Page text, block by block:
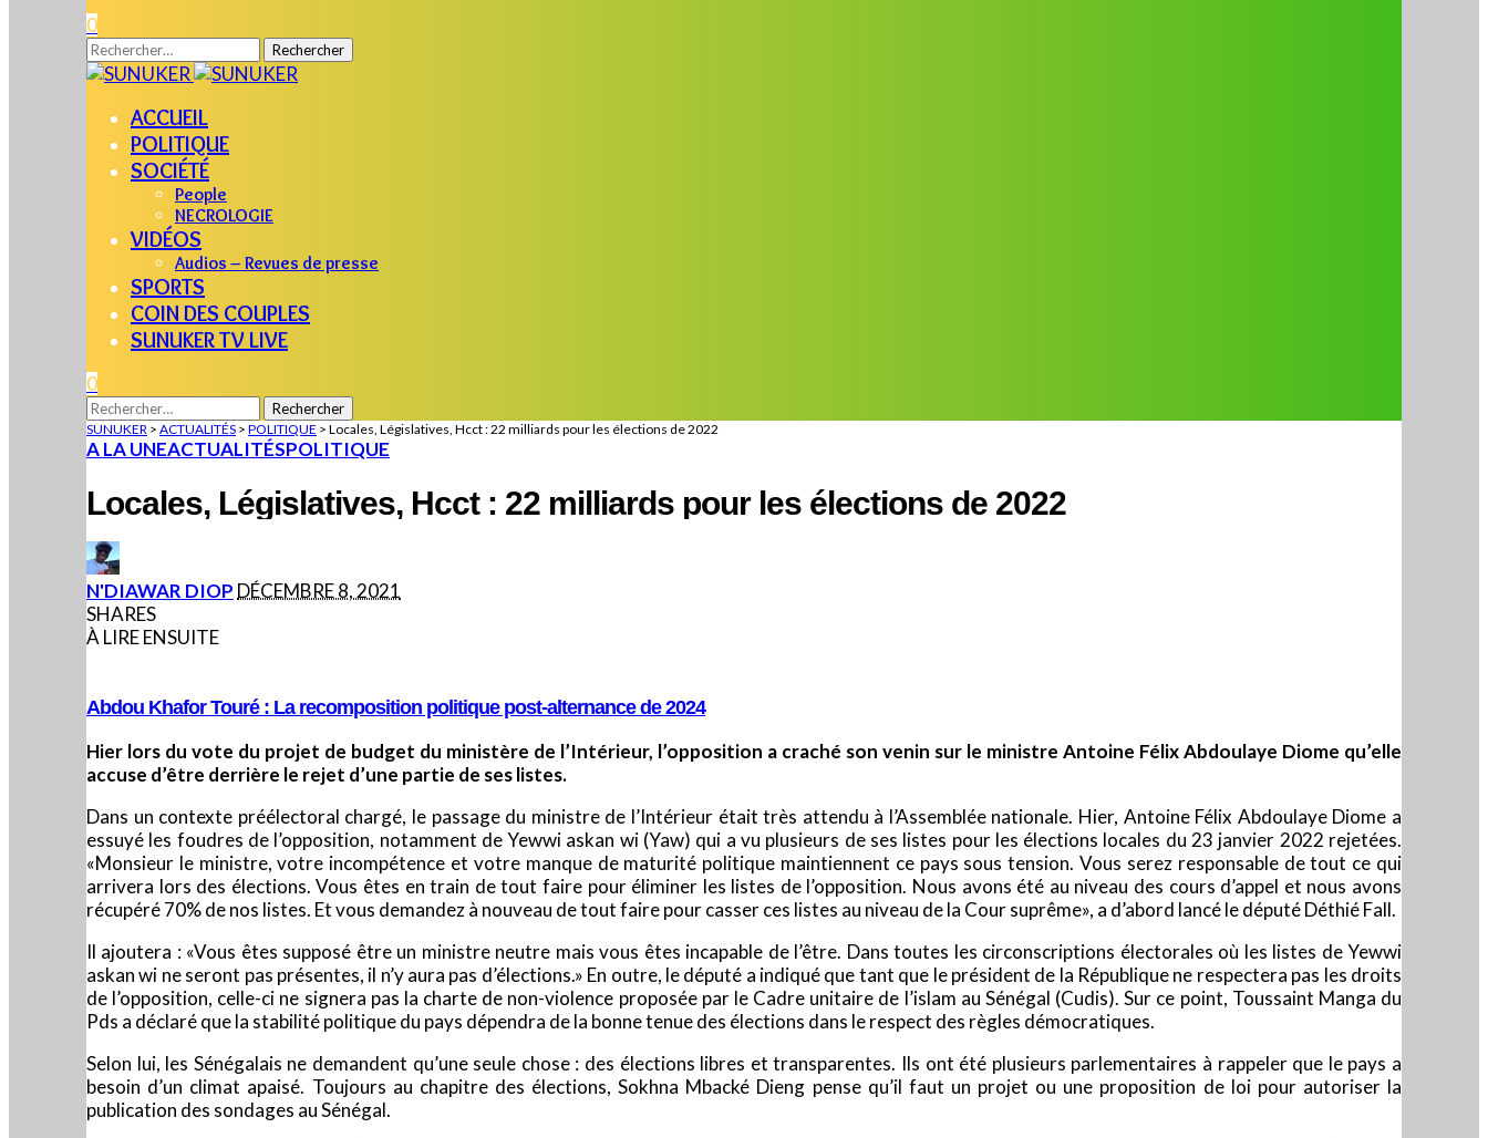
0
Rechercher :
ACCUEIL
POLITIQUE
SOCIÉTÉ
People
NECROLOGIE
VIDÉOS
Audios – Revues de presse
SPORTS
COIN DES COUPLES
SUNUKER TV LIVE
0
Rechercher :
SUNUKER > ACTUALITÉS > POLITIQUE > Locales, Législatives, Hcct : 22 milliards pour les élections de 2022
A LA UNEACTUALITÉSPOLITIQUE
Locales, Législatives, Hcct : 22 milliards pour les élections de 2022
POSTED
BY
N'DIAWAR DIOP DÉCEMBRE 8, 2021
SHARES
À LIRE ENSUITE
Abdou Khafor Touré : La recomposition politique post-alternance de 2024
Hier lors du vote du projet de budget du ministère de l’Intérieur, l’opposition a craché son venin sur le ministre Antoine Félix Abdoulaye Diome qu’elle
accuse d’être derrière le rejet d’une partie de ses listes.
Dans un contexte préélectoral chargé, le passage du ministre de l’Intérieur était très attendu à l’Assemblée nationale. Hier, Antoine Félix Abdou­laye Diome a
essuyé les foudres de l’opposition, notamment de Yewwi askan wi (Yaw) qui a vu plusieurs de ses listes pour les élections locales du 23 janvier 2022 rejetées.
«Monsieur le ministre, votre incompétence et votre manque de maturité politique maintiennent ce pays sous tension. Vous serez responsable de tout ce qui
arrivera lors des élections. Vous êtes en train de tout faire pour éliminer les listes de l’opposition. Nous avons été au niveau des cours d’appel et nous avons
récupéré 70% de nos listes. Et vous demandez à nouveau de tout faire pour casser ces listes au niveau de la Cour suprême», a d’abord lancé le député Déthié Fall.
Il ajoutera : «Vous êtes supposé être un ministre neutre mais vous êtes incapable de l’être. Dans toutes les circonscriptions électorales où les listes de Yewwi
askan wi ne seront pas présentes, il n’y aura pas d’élections.» En outre, le député a indiqué que tant que le président de la République ne respectera pas les droits
de l’opposition, celle-ci ne signera pas la charte de non-violence proposée par le Cadre unitaire de l’islam au Sénégal (Cudis). Sur ce point, Toussaint Manga du
Pds a déclaré que la stabilité politique du pays dépendra de la bonne tenue des élections dans le respect des règles démocratiques.
Selon lui, les Sénégalais ne demandent qu’une seule chose : des élections libres et transparentes. Ils ont été plusieurs parlementaires à rappeler que le pays a
besoin d’un climat apaisé. Toujours au chapitre des élections, Sokhna Mbacké Dieng pense qu’il faut un projet ou une proposition de loi pour autoriser la
publication des sondages au Sénégal.